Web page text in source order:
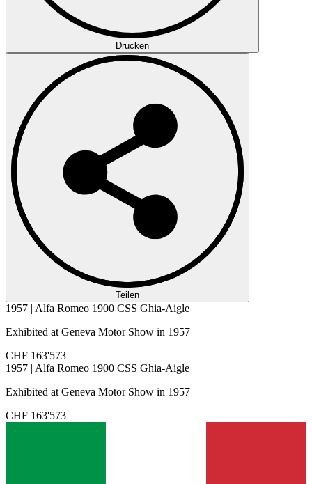
Drucken
Teilen
1957 | Alfa Romeo 1900 CSS Ghia-Aigle
Exhibited at Geneva Motor Show in 1957
CHF 163'573
1957 | Alfa Romeo 1900 CSS Ghia-Aigle
Exhibited at Geneva Motor Show in 1957
CHF 163'573